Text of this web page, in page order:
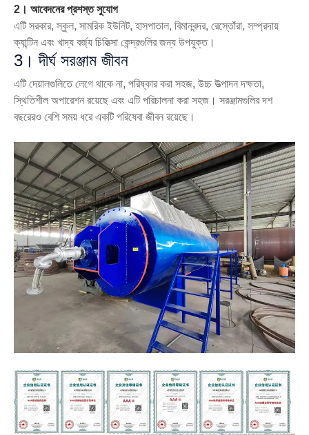
2। আবেদনের প্রশস্ত সুযোগ
এটি সরকার, স্কুল, সামরিক ইউনিট, হাসপাতাল, বিমানবন্দর, রেস্তোঁরা, সম্প্রদায়
ক্যান্টিন এবং খাদ্য বর্জ্য চিকিত্সা কেন্দ্রগুলির জন্য উপযুক্ত।
3। দীর্ঘ সরঞ্জাম জীবন
এটি দেয়ালগুলিতে লেগে থাকে না, পরিষ্কার করা সহজ, উচ্চ উত্পাদন দক্ষতা,
স্থিতিশীল অপারেশন রয়েছে এবং এটি পরিচালনা করা সহজ। সরঞ্জামগুলির দশ
বছরেরও বেশি সময় ধরে একটি পরিষেবা জীবন রয়েছে।